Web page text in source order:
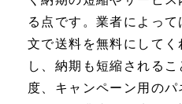
る点です。業者によっ
文で送料を無料にして
し、納期も短縮される
度、キャンペーン用の